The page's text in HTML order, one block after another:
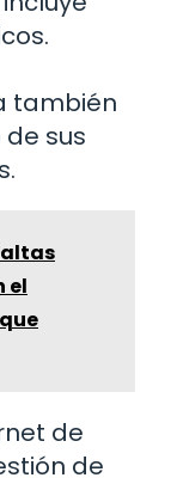
también
sus
el
de
de